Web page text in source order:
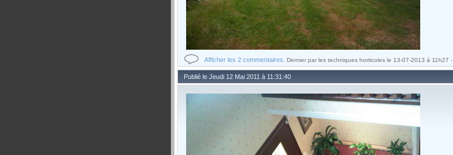
Afficher les 2 commentaires . Dernier par les techniques horticoles le 13-07-2013 à 11h27 -
Publié le Jeudi 12 Mai 2011 à 11:31:40